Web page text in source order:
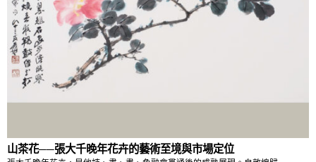
山茶花──張大千晚年花卉的藝術至境與市場定位